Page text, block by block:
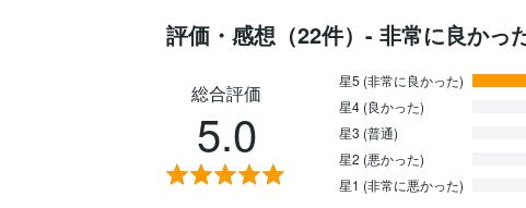
評価・感想（22件）- 非常に良かっ
総合評価
5.0
星5 (非常に良かった)
星4 (良かった)
星3 (普通)
星2 (悪かった)
星1 (非常に悪かった)